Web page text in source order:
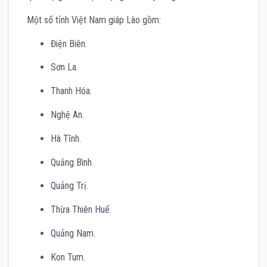
Một số tỉnh Việt Nam giáp Lào gồm:
Điện Biên.
Sơn La.
Thanh Hóa.
Nghệ An.
Hà Tĩnh.
Quảng Bình.
Quảng Trị.
Thừa Thiên Huế.
Quảng Nam.
Kon Tum.